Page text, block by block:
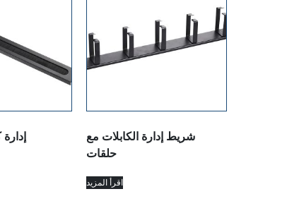
شريط إدارة الكابلات مع
حلقات
اقرأ المزيد